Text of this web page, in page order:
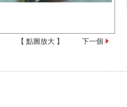
下一個
【 點圖放大 】